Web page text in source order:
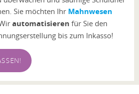
Sie möchten Ihr Mahnwesen
automatisieren für Sie den
bis zum Inkasso!